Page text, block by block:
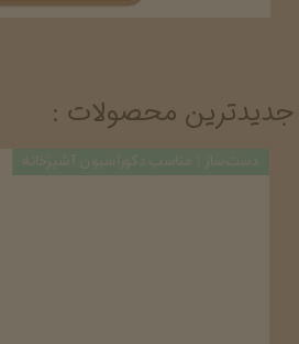
دست ساز/ دکوراتیو مینیمال
جدیدترین محصولات :